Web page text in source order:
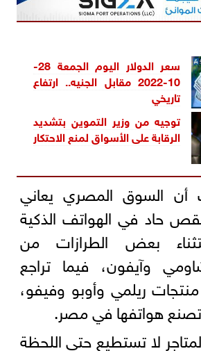
سعر الدولار اليوم الجمعة 28-
10-2022 مقابل الجنيه.. ارتفاع
تاريخي
توجيه من وزير التموين بتشديد
الرقابة على الأسواق لمنع الاحتكار
أن السوق المصري يعاني
حاد في الهواتف الذكية
بعض الطرازات من
وآيفون، فيما تراجع
ريلمي وأوبو وفيفو،
تصنع هواتفها في مصر.
لا تستطيع حتى اللحظة